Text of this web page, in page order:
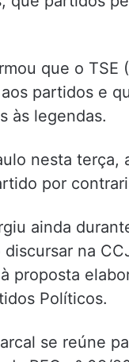
que o TSE
partidos e
às legendas.
nesta terça,
por
ainda
na
proposta
Políticos.
se reúne